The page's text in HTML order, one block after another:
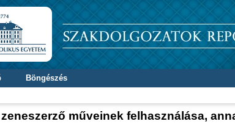
Böngészés
zeneszerző műveinek felhasználása,